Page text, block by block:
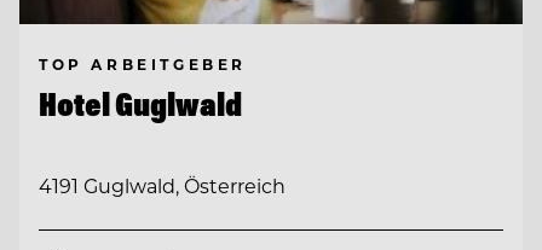
TOP ARBEITGEBER
Hotel Guglwald
4191 Guglwald, Österreich